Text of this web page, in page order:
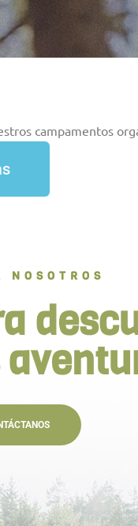
campamentos
NOSOTROS